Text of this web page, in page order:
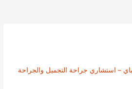
– استشاري جراحة التجميل والجراحة